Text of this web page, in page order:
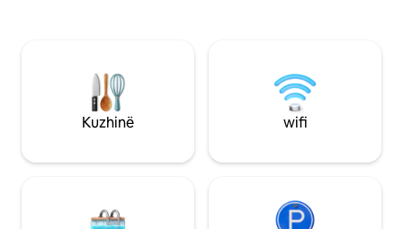
sypialnie, dwie łazienki oraz salon z
rozkładaną sofą i aneksem kuchennym.
Z dużego tarasu można podziwiać widok
na basen i ogród – to idealne miejsce na
wieczorny relaks przy lampce wina.
niezbędne udogodnienia, które
sport, argëtim
të shijuar, për t'u
ndjerë si në
Kuzhinë wifi